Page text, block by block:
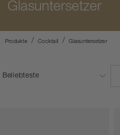
Glasuntersetzer
Produkte Cocktail Glasuntersetzer